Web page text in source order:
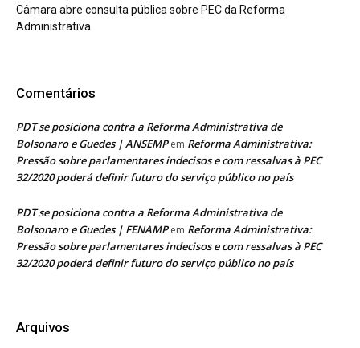
Câmara abre consulta pública sobre PEC da Reforma
Administrativa
Comentários
PDT se posiciona contra a Reforma Administrativa de
Bolsonaro e Guedes | ANSEMPem Reforma Administrativa:
Pressão sobre parlamentares indecisos e com ressalvas à PEC
32/2020 poderá definir futuro do serviço público no país
PDT se posiciona contra a Reforma Administrativa de
Bolsonaro e Guedes | FENAMPem Reforma Administrativa:
Pressão sobre parlamentares indecisos e com ressalvas à PEC
32/2020 poderá definir futuro do serviço público no país
Arquivos